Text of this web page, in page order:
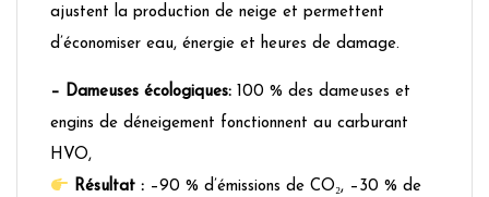
ajustent la production de neige et permettent
d’économiser eau, énergie et heures de damage.
– Dameuses écologiques: 100 % des dameuses et
engins de déneigement fonctionnent au carburant
HVO,
Résultat : –90 % d’émissions de CO₂, –30 % de